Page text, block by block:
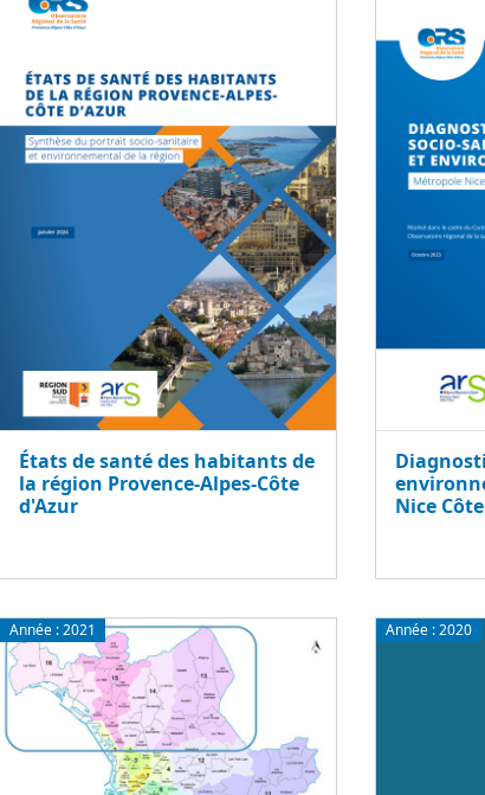
États de santé des habitants de
la région Provence-Alpes-Côte
d'Azur
Nice
Année :2021 Année :2020